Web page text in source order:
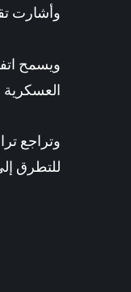
وأشارت
العسكرية
وتراجع
للتطرق